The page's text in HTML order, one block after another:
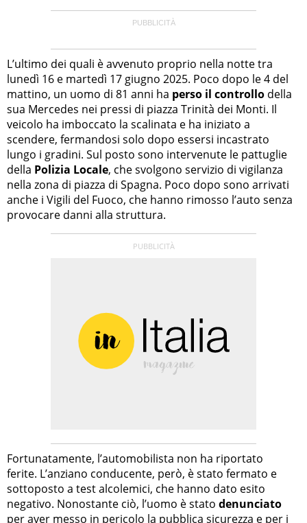
L’ultimo dei quali è avvenuto proprio nella notte tra
lunedì 16 e martedì 17 giugno 2025. Poco dopo le 4 del
mattino, un uomo di 81 anni ha perso il controllo della
sua Mercedes nei pressi di piazza Trinità dei Monti. Il
veicolo ha imboccato la scalinata e ha iniziato a
scendere, fermandosi solo dopo essersi incastrato
lungo i gradini. Sul posto sono intervenute le pattuglie
della Polizia Locale, che svolgono servizio di vigilanza
nella zona di piazza di Spagna. Poco dopo sono arrivati
anche i Vigili del Fuoco, che hanno rimosso l’auto senza
provocare danni alla struttura.
Fortunatamente, l’automobilista non ha riportato
ferite. L’anziano conducente, però, è stato fermato e
sottoposto a test alcolemici, che hanno dato esito
negativo. Nonostante ciò, l’uomo è stato denunciato
per aver messo in pericolo la pubblica sicurezza e per i